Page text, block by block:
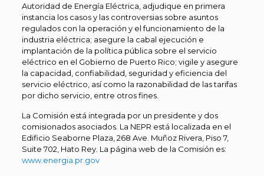
Autoridad de Energía Eléctrica, adjudique en primera
instancia los casos y las controversias sobre asuntos
regulados con la operación y el funcionamiento de la
industria eléctrica; asegure la cabal ejecución e
implantación de la política pública sobre el servicio
eléctrico en el Gobierno de Puerto Rico; vigile y asegure
la capacidad, confiabilidad, seguridad y eficiencia del
servicio eléctrico, así como la razonabilidad de las tarifas
por dicho servicio, entre otros fines.
La Comisión está integrada por un presidente y dos
comisionados asociados. La NEPR está localizada en el
Edificio Seaborne Plaza, 268 Ave. Muñoz Rivera, Piso 7,
Suite 702, Hato Rey. La página web de la Comisión es:
www.energia.pr.gov